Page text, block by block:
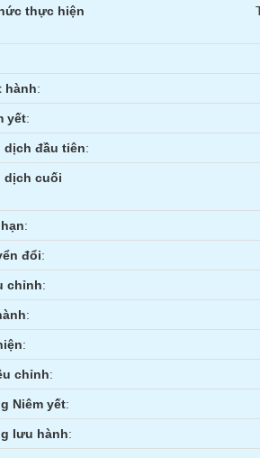
thực hiện
hành:
yết:
dịch đầu tiên:
dịch cuối
:
đổi:
chỉnh:
:
:
chỉnh:
Niêm yết:
lưu hành: